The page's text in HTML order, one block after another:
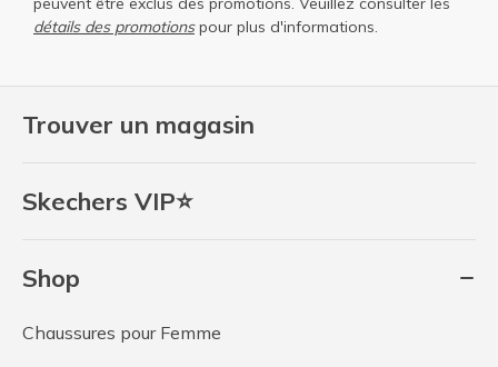
Trouver un magasin
Skechers VIP⭐
Shop
Chaussures pour Femme
détails des promotionspour plus d'informations.